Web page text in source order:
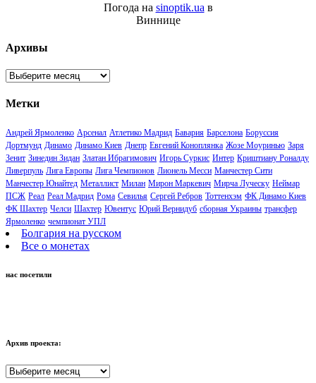
Погода на sinoptik.ua в
Виннице
Архивы
Архивы
Метки
Андрей Ярмоленко Арсенал Атлетико Мадрид Бавария Барселона Боруссия
Дортмунд Динамо Динамо Киев Днепр Евгений Коноплянка Жозе Моуринью Заря
Зенит Зинедин Зидан Златан Ибрагимович Игорь Суркис Интер Криштиану Роналду
Ливерпуль Лига Европы Лига Чемпионов Лионель Месси Манчестер Сити
Манчестер Юнайтед Металлист Милан Мирон Маркевич Мирча Луческу Неймар
ПСЖ Реал Реал Мадрид Рома Севилья Сергей Ребров Тоттенхэм ФК Динамо Киев
ФК Шахтер Челси Шахтер Ювентус Юрий Вернидуб сборная Украины трансфер
Ярмоленко чемпионат УПЛ
Болгария на русском
Все о монетах
нас посетили
Архив проекта:
Архив